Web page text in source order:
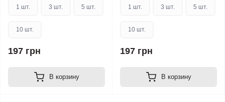
1 шт. 3 шт. 5 шт.
10 шт.
197 грн
В корзину
1 шт. 3 шт. 5 шт.
10 шт.
197 грн
В корзину